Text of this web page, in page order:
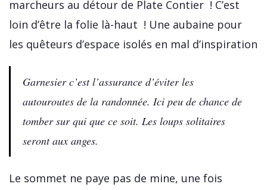
marcheurs au détour de Plate Contier ! C’est
loin d’être la folie là-haut ! Une aubaine pour
les quêteurs d’espace isolés en mal d’inspiration
Garnesier c’est l’assurance d’éviter les
autouroutes de la randonnée. Ici peu de chance de
tomber sur qui que ce soit. Les loups solitaires
seront aux anges.
Le sommet ne paye pas de mine, une fois